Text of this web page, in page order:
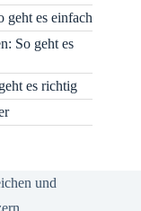
geht es einfach
So geht es
es richtig
und